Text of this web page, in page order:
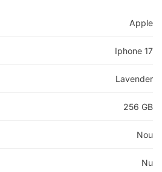
Apple
Iphone 17
Lavender
256 GB
Nou
Nu